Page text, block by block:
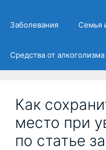
Заболевания Семья
Средства от алкоголизма
Как
место при
по статье